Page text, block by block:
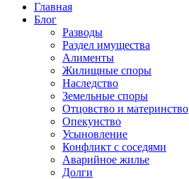
Главная
Блог
Разводы
Раздел имущества
Алименты
Жилищные споры
Наследство
Земельные споры
Отцовство и материнство
Опекунство
Усыновление
Конфликт с соседями
Аварийное жилье
Долги